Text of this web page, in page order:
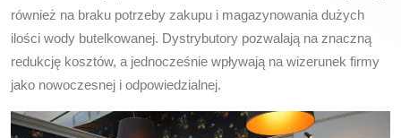
również na braku potrzeby zakupu i magazynowania dużych
ilości wody butelkowanej. Dystrybutory pozwalają na znaczną
redukcję kosztów, a jednocześnie wpływają na wizerunek firmy
jako nowoczesnej i odpowiedzialnej.